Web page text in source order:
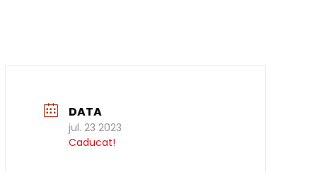
DATA
jul. 23 2023
Caducat!